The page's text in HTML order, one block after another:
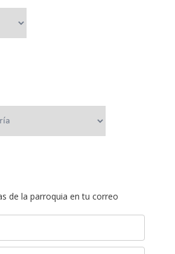
de la parroquia en tu correo